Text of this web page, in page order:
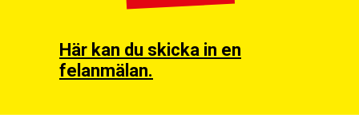
Här kan du skicka in en
felanmälan.